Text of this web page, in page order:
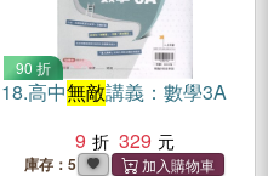
90 折
18.高中無敵講義：數學3A
9
329
庫存：5